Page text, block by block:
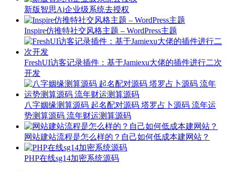
新版智思Ai企业级系统去授权
Inspire仿推特社交风格主题 – WordPress主题
FreshUI访客记录插件：基于Jamiexu大佬的插件进行二次
开发
八字姻缘测算源码 起名配对源码 塔罗占卜源码 流年运
势测算源码 流年财运测算源码
网站建站流程是怎么样的？自己如何低成本建网站？
PHP在线sg14加密系统源码